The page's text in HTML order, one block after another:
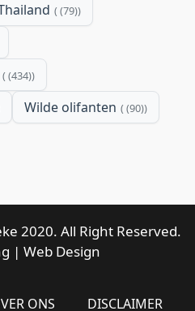
(79)
(434)
Wilde olifanten (90)
2020. All Right Reserved.
| Web Design
ONS DISCLAIMER